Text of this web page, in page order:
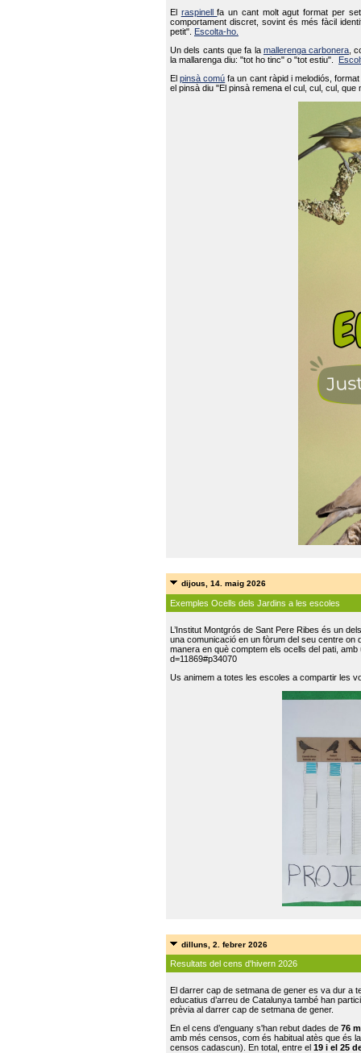
El raspinellfa un cant molt agut format per
comportament discret, sovint és més fàcil
petit".
Escolta-ho.
Un dels cants que fa la mallerenga carbonera ,
la mallarenga diu: "tot ho tinc" o "tot estiu".
Elpinsà comú fa un cant ràpid i melodiós,
el pinsà diu "El pinsà remena el cul, cul, cul,
dijous, 14. maig 2026
Exemples Ocells dels Jardins a les escoles
L’Institut Montgrós de Sant Pere Ribes és un
una comunicació en un fòrum del seu centre on
manera en què comptem els ocells del pati,
d=11869#p34070
Us animem a totes les escoles a compartir les
dilluns, 2. febrer 2026
Resultats del cens d'hivern 2026
El darrer cap de setmana de gener es va dur a
educatius d’arreu de Catalunya també han
prèvia al darrer cap de setmana de gener.
En el cens d’enguany s'han rebut dades de 76
amb més censos, com és habitual atès que és
censos cadascun). En total, entre el 19 i el 25